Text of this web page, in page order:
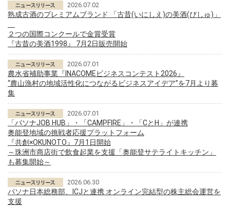
2026.07.02
熟成古酒のプレミアムブランド 「古昔(いにしえ)の美酒(びしゅ)」
２つの国際コンクールで金賞受賞
『古昔の美酒1998』 7月2日販売開始
2026.07.01
農水省補助事業『INACOMEビジネスコンテスト2026』
“農山漁村の地域活性化につながるビジネスアイデア”を7月より募
集
2026.07.01
「パソナJOB HUB」・「CAMPFIRE」・「CとH」が連携
奥能登地域の挑戦者応援プラットフォーム
『共創×OKUNOTO』7月1日開始
～珠洲市商店街で飲食起業を支援「奥能登サテライトキッチン」
も募集開始～
2026.06.30
パソナ日本総務部、ICJと連携 オンライン完結型の株主総会運営を
支援